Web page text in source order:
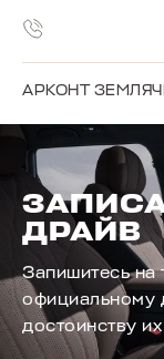
АРКОНТ
ДРАЙВ
Запишитесь на
официальному
достоинству